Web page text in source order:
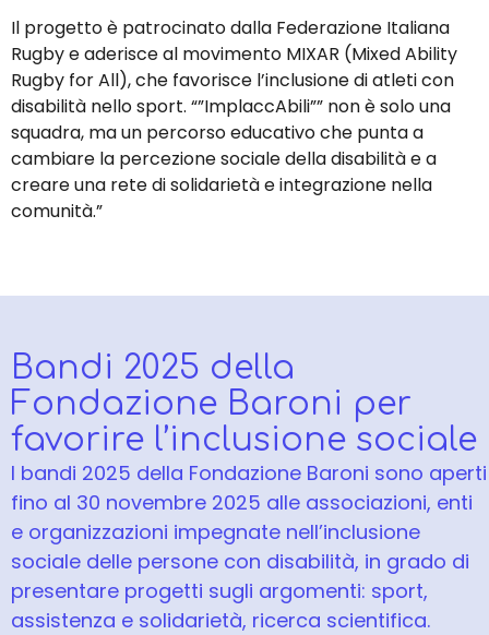
Il progetto è patrocinato dalla Federazione Italiana
Rugby e aderisce al movimento MIXAR (Mixed Ability
Rugby for All), che favorisce l’inclusione di atleti con
disabilità nello sport. “”ImplaccAbili”” non è solo una
squadra, ma un percorso educativo che punta a
cambiare la percezione sociale della disabilità e a
creare una rete di solidarietà e integrazione nella
comunità.”
Bandi 2025 della
Fondazione Baroni per
favorire l’inclusione sociale
I bandi 2025 della Fondazione Baroni sono aperti
fino al 30 novembre 2025 alle associazioni, enti
e organizzazioni impegnate nell’inclusione
sociale delle persone con disabilità, in grado di
presentare progetti sugli argomenti: sport,
assistenza e solidarietà, ricerca scientifica.